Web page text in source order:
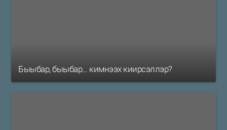
Быыбар, быыбар… кимнээх киирсэллэр?